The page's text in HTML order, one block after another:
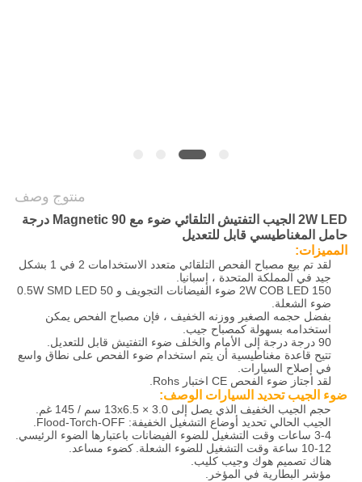
منتوج وصف
2W LED الجيب التفتيش التلقائي ضوء مع Magnetic 90 درجة
حامل المغناطيسي قابل للتعديل
المميزات:
لقد تم بيع مصباح الفحص التلقائي متعدد الاستخدامات 2 في 1 بشكل
جيد في المملكة المتحدة ، إسبانيا.
2W COB LED 150 ضوء الفيضانات التجويف و 0.5W SMD LED 50
ضوء الشعلة.
بفضل حجمه الصغير ووزنه الخفيف ، فإن مصباح الفحص يمكن
استخدامه بسهولة كمصباح جيب.
90 درجة درجة إلى الأمام والخلف ضوء التفتيش قابل للتعديل.
تتيح قاعدة مغناطيسية أن يتم استخدام ضوء الفحص على نطاق واسع
في إصلاح السيارات.
لقد اجتاز ضوء الفحص CE اختبار Rohs.
ضوء الجيب تحديد السيارات الوصف:
حجم الجيب الخفيف الذي يصل إلى 13x6.5 × 3.0 سم / 145 غم.
الجيب الحالي تحديد أوضاع التشغيل الخفيفة: Flood-Torch-OFF.
3-4 ساعات وقت التشغيل للضوء الفيضانات باعتبارها الضوء الرئيسي.
10-12 ساعة وقت التشغيل للضوء الشعلة.
كضوء مساعد.
هناك تصميم هوك وجيب كليب.
مؤشر البطارية في المؤخر.